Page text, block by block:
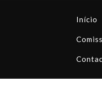
Início